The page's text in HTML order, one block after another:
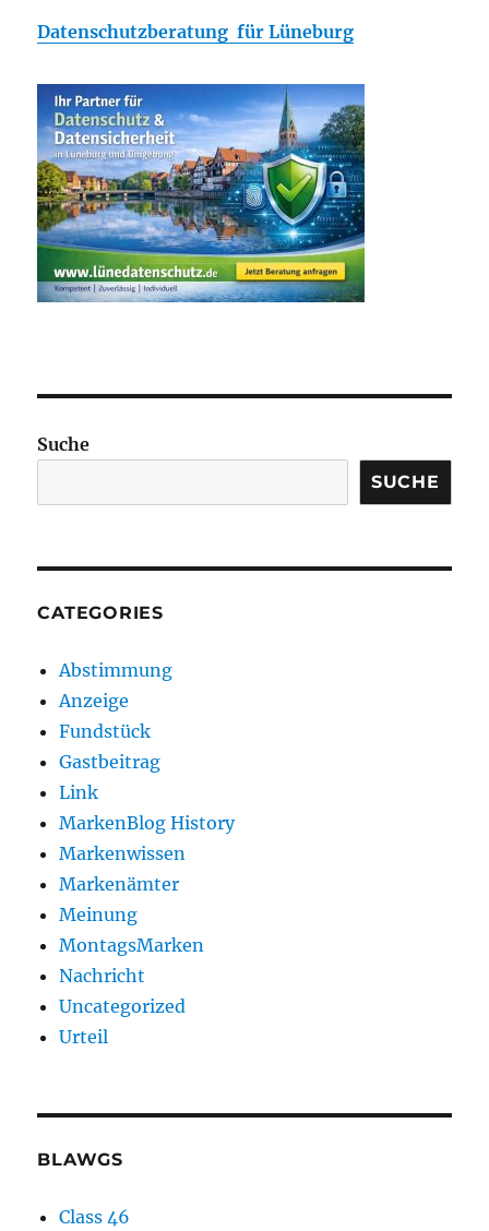
Datenschutzberatung für Lüneburg
Suche
SUCHE
CATEGORIES
Abstimmung
Anzeige
Fundstück
Gastbeitrag
Link
MarkenBlog History
Markenwissen
Markenämter
Meinung
MontagsMarken
Nachricht
Uncategorized
Urteil
BLAWGS
Class 46